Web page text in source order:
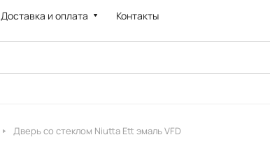
Доставка и оплата Контакты
Дверь со стеклом Niutta Ett эмаль VFD